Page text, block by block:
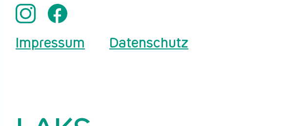
Ihre E-Mail-Adresse
Impressum Datenschutz